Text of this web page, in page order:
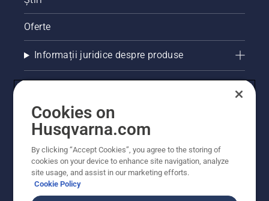
Oferte
Informații juridice despre produse
Cookies on
Husqvarna.com
By clicking “Accept Cookies”, you agree to the storing of
cookies on your device to enhance site navigation, analyze
site usage, and assist in our marketing efforts.
Cookie Policy